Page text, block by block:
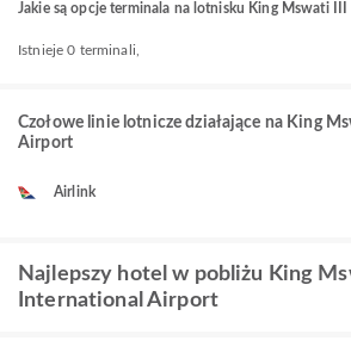
Jakie są opcje terminala na lotnisku King Mswati
Istnieje 0 terminali,
Czołowe linie lotnicze działające na King
Airport
Airlink
Najlepszy hotel w pobliżu King
International Airport